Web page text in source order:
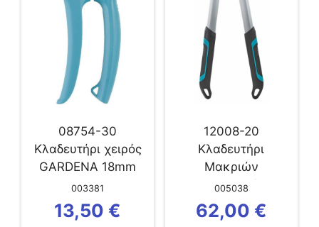
08754-30
Κλαδευτήρι χειρός
GARDENA 18mm
003381
13,50 €
12008-20
Κλαδευτήρι
Μακριών
Χειρολαβών
Gardena EnergyCut
750 A
005038
62,00 €